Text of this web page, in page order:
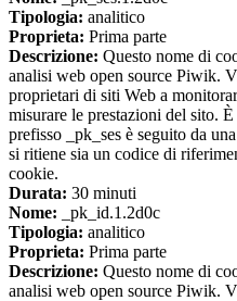
Tipologia: analitico
Proprieta: Prima parte
Descrizione: Questo nome di
analisi web open source Piwik.
proprietari di siti Web a
misurare le prestazioni del sito.
prefisso _pk_ses è seguito da
si ritiene sia un codice di
cookie.
Durata: 30 minuti
Nome: _pk_id.1.2d0c
Tipologia: analitico
Proprieta: Prima parte
Descrizione: Questo nome di
analisi web open source Piwik.